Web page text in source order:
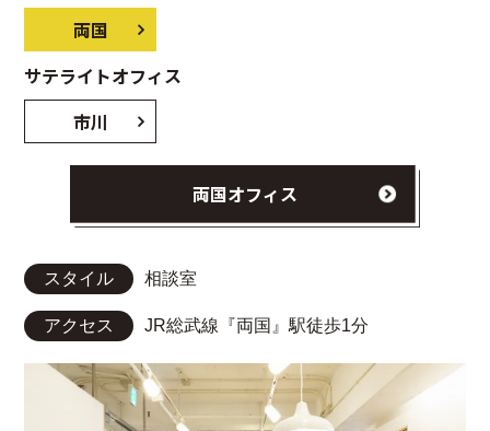
両国
サテライトオフィス
市川
両国オフィス
スタイル 相談室
アクセス JR総武線『両国』駅徒歩1分